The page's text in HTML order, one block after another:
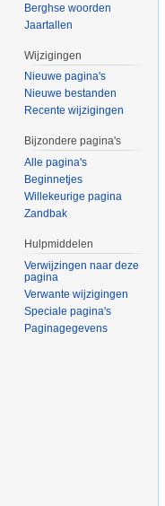
Berghse woorden
Jaartallen
Wijzigingen
Nieuwe pagina's
Nieuwe bestanden
Recente wijzigingen
Bijzondere pagina's
Alle pagina's
Beginnetjes
Willekeurige pagina
Zandbak
Hulpmiddelen
Verwijzingen naar deze
pagina
Verwante wijzigingen
Speciale pagina's
Paginagegevens